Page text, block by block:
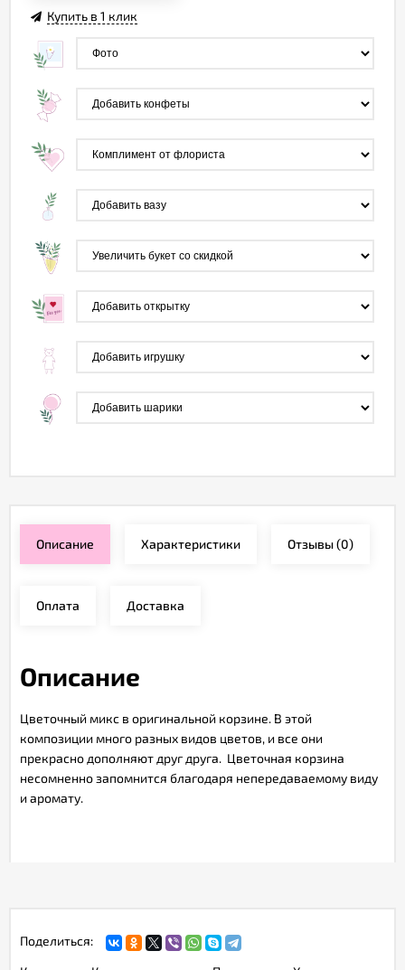
Купить в 1 клик
Описание Характеристики Отзывы(0)
Оплата Доставка
Описание
Цветочный микс в оригинальной корзине. В этой
композиции много разных видов цветов, и все они
прекрасно дополняют друг друга. Цветочная корзина
несомненно запомнится благодаря непередаваемому виду
и аромату.
Поделиться: